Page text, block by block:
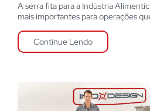
A serra fita para a Indústria
mais importantes para operações
Continue Lendo